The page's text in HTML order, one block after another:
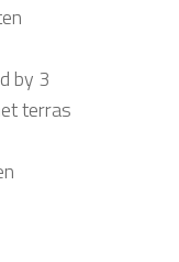
by 3
terras